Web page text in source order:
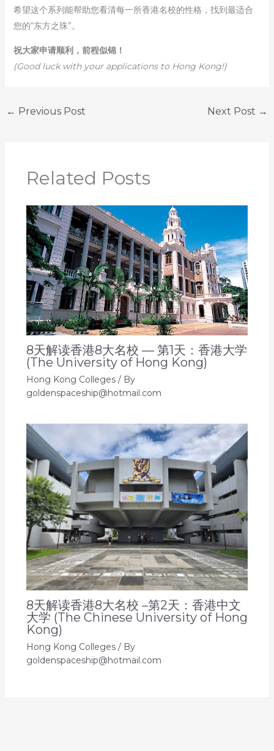
希望这个系列能帮助您看清每一所香港名校的性格，找到最适合
您的“东方之珠”。
祝大家申请顺利，前程似锦！
(Good luck with your applications to Hong Kong!)
← Previous Post Next Post →
Related Posts
8天解读香港8大名校 — 第1天：香港大学
(The University of Hong Kong)
Hong Kong Colleges/ By
goldenspaceship@hotmail.com
8天解读香港8大名校 –第2天：香港中文
大学 (The Chinese University of Hong
Kong)
Hong Kong Colleges/ By
goldenspaceship@hotmail.com